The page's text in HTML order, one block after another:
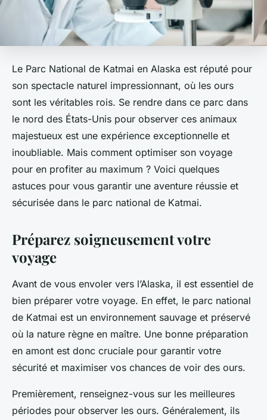
Le Parc National de Katmai en Alaska est réputé pour
son spectacle naturel impressionnant, où les ours
sont les véritables rois. Se rendre dans ce parc dans
le nord des États-Unis pour observer ces animaux
majestueux est une expérience exceptionnelle et
inoubliable. Mais comment optimiser son voyage
pour en profiter au maximum ? Voici quelques
astuces pour vous garantir une aventure réussie et
sécurisée dans le parc national de Katmai.
Préparez soigneusement votre
voyage
Avant de vous envoler vers l’Alaska, il est essentiel de
bien préparer votre voyage. En effet, le parc national
de Katmai est un environnement sauvage et préservé
où la nature règne en maître. Une bonne préparation
en amont est donc cruciale pour garantir votre
sécurité et maximiser vos chances de voir des ours.
Premièrement, renseignez-vous sur les meilleures
périodes pour observer les ours. Généralement, ils